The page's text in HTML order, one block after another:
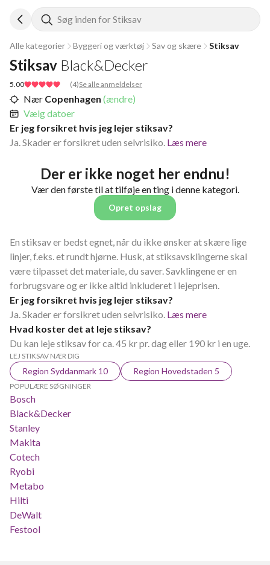
Søg inden for Stiksav
Alle kategorier Byggeri og værktøj Sav og skære Stiksav
5.00 (4)Se alle anmeldelser
Stiksav Black&Decker
Nær Copenhagen (ændre)
Vælg datoer
Er jeg forsikret hvis jeg lejer stiksav?
Ja. Skader er forsikret uden selvrisiko. Læs mere
Der er ikke noget her endnu!
Vær den første til at tilføje en ting i denne kategori.
Opret opslag
En stiksav er bedst egnet, når du ikke ønsker at skære lige
linjer, f.eks. et rundt hjørne. Husk, at stiksavsklingerne skal
være tilpasset det materiale, du saver. Savklingene er en
forbrugsvare og er ikke altid inkluderet i lejeprisen.
Er jeg forsikret hvis jeg lejer stiksav?
Ja. Skader er forsikret uden selvrisiko. Læs mere
Hvad koster det at leje stiksav?
Du kan leje stiksav for ca. 45 kr pr. dag eller 190 kr i en uge.
LEJ STIKSAV NÆR DIG
Region Syddanmark 10 Region Hovedstaden 5
POPULÆRE SØGNINGER
Bosch
Black&Decker
Stanley
Makita
Cotech
Ryobi
Metabo
Hilti
DeWalt
Festool